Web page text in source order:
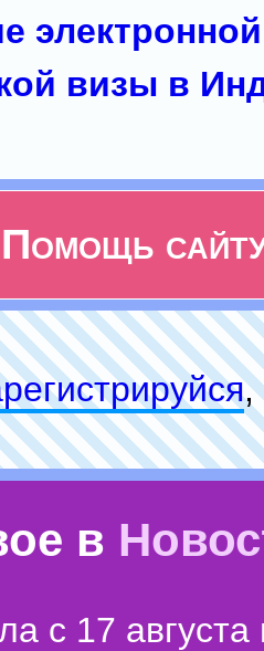
электронной
визы в
Помощь
,
в
с 17 августа